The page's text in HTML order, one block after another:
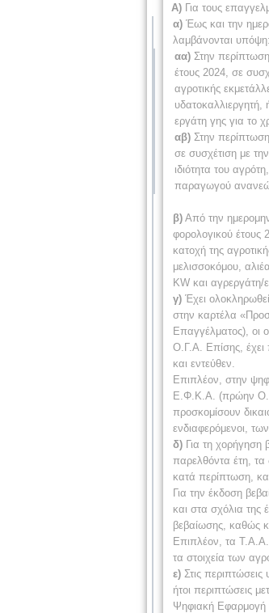
A) Για τους
α) Έως και την
λαμβάνονται υπόψη:
αα) Στην
έτους 2024, σε
αγροτικής
εργάτη γης για το
αβ) Στην
σε συσχέτιση με
ιδιότητα του
παραγωγού
β) Από την
φορολογικού έτους
κατοχή της
μελισσοκόμου,
KW και αγρεργάτη/
γ) Έχει
στην καρτέλα
Επαγγέλματος), οι
Ο.Γ.Α. Επίσης, έχει
και εντεύθεν.
Επιπλέον, στην
Ε.Φ.Κ.Α. (πρώην
προσκομίσουν
ενδιαφερόμενοι,
δ) Για τη χορήγηση
παρελθόντα έτη, τα
κατά περίπτωση,
Για την έκδοση
και στα σχόλια της
βεβαίωσης, καθώς
Επιπλέον, τα
τα στοιχεία των
ε) Στις
ήτοι περιπτώσεις
Ψηφιακή Εφαρμογή